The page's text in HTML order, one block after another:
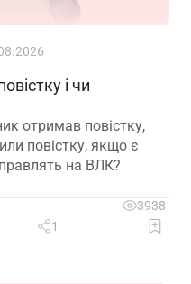
і чи
отримав повістку,
повістку, якщо є
на ВЛК?
3938
1